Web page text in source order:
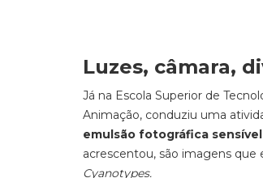
Luzes, câmara,
Já na Escola Superior de
Animação, conduziu uma
emulsão fotográfica
acrescentou, são imagens que
Cyanotypes.